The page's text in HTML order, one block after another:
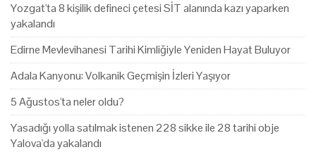
Yozgat'ta 8 kişilik defineci çetesi SİT alanında kazı yaparken
yakalandı
Edirne Mevlevihanesi Tarihi Kimliğiyle Yeniden Hayat Buluyor
Adala Kanyonu: Volkanik Geçmişin İzleri Yaşıyor
5 Ağustos'ta neler oldu?
Yasadığı yolla satılmak istenen 228 sikke ile 28 tarihi obje
Yalova'da yakalandı